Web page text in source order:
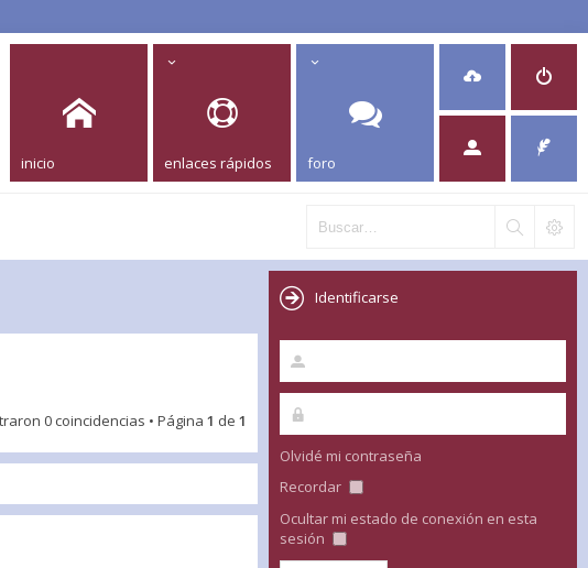
inicio enlaces rápidos foro
0 coincidencias • Página 1 de 1
Identificarse
Olvidé mi contraseña
Recordar
Ocultar mi estado de conexión en esta
sesión